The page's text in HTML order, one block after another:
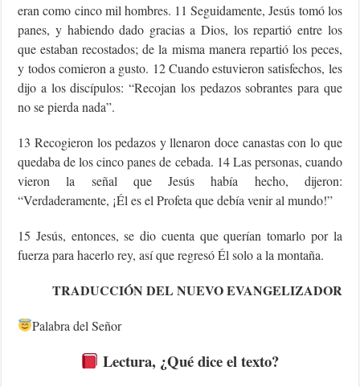
eran como cinco mil hombres. 11 Seguidamente, Jesús tomó los
panes, y habiendo dado gracias a Dios, los repartió entre los
que estaban recostados; de la misma manera repartió los peces,
y todos comieron a gusto. 12 Cuando estuvieron satisfechos, les
dijo a los discípulos: “Recojan los pedazos sobrantes para que
no se pierda nada”.
13 Recogieron los pedazos y llenaron doce canastas con lo que
quedaba de los cinco panes de cebada. 14 Las personas, cuando
vieron la señal que Jesús había hecho, dijeron:
“Verdaderamente, ¡Él es el Profeta que debía venir al mundo!”
15 Jesús, entonces, se dio cuenta que querían tomarlo por la
fuerza para hacerlo rey, así que regresó Él solo a la montaña.
TRADUCCIÓN DEL NUEVO EVANGELIZADOR
Palabra del Señor
Lectura, ¿Qué dice el texto?